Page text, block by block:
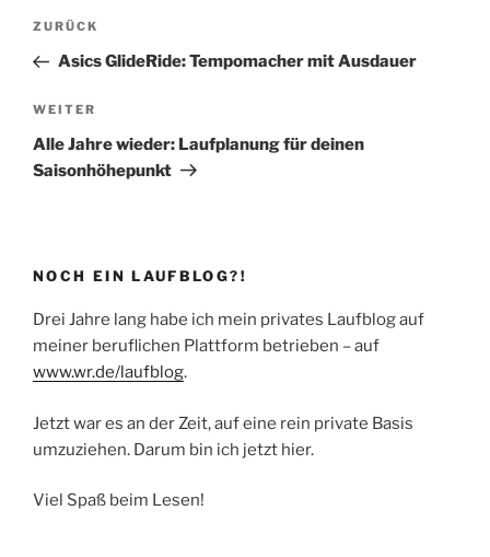
Beitragsnavigation
Vorheriger
Beitrag
ZURÜCK
Asics GlideRide: Tempomacher mit Ausdauer
Nächster
Beitrag
WEITER
Alle Jahre wieder: Laufplanung für deinen
Saisonhöhepunkt
NOCH EIN LAUFBLOG?!
Drei Jahre lang habe ich mein privates Laufblog auf
meiner beruflichen Plattform betrieben – auf
www.wr.de/laufblog.
Jetzt war es an der Zeit, auf eine rein private Basis
umzuziehen. Darum bin ich jetzt hier.
Viel Spaß beim Lesen!